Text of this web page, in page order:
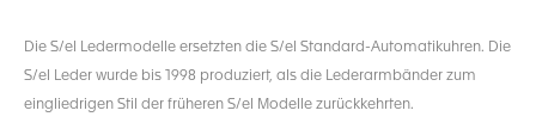
Die S/el Ledermodelle ersetzten die S/el Standard-Automatikuhren. Die
S/el Leder wurde bis 1998 produziert, als die Lederarmbänder zum
eingliedrigen Stil der früheren S/el Modelle zurückkehrten.